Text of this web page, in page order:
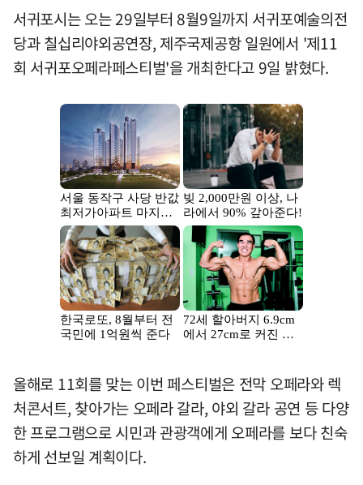
서귀포시는 오는 29일부터 8월9일까지 서귀포예술의전
당과 칠십리야외공연장, 제주국제공항 일원에서 '제11
회 서귀포오페라페스티벌'을 개최한다고 9일 밝혔다.
올해로 11회를 맞는 이번 페스티벌은 전막 오페라와 렉
처콘서트, 찾아가는 오페라 갈라, 야외 갈라 공연 등 다양
한 프로그램으로 시민과 관광객에게 오페라를 보다 친숙
하게 선보일 계획이다.